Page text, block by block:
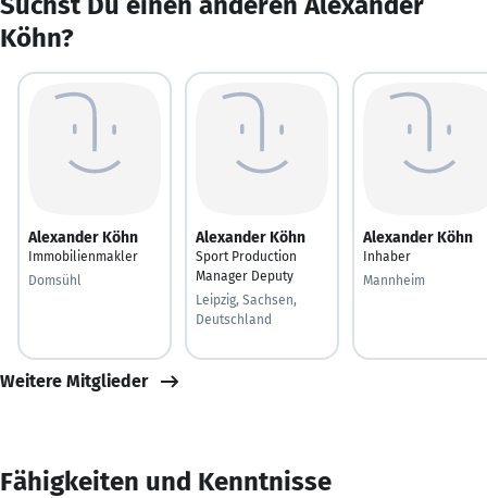
Köhn?
Alexander Köhn
Immobilienmakler
Domsühl
Alexander Köhn
Sport Production
Manager Deputy
Leipzig, Sachsen,
Deutschland
Alexander Köhn
Inhaber
Mannheim
Weitere Mitglieder
Fähigkeiten und Kenntnisse